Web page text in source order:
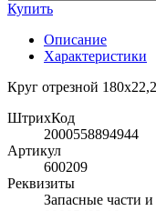
Купить
Описание
Характеристики
Круг отрезной
ШтрихКод
2000558894944
Артикул
600209
Реквизиты
Запасные части